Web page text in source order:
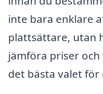
inte bara enklare
plattsättare, utan
jämföra priser
det bästa valet